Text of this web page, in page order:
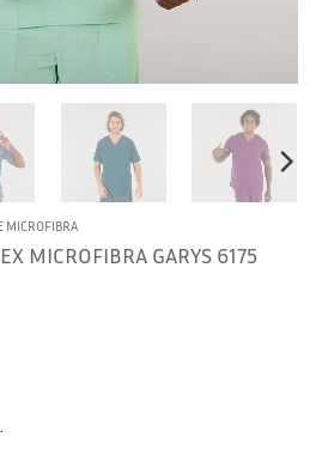
MICROFIBRA
MICROFIBRA GARYS 6175